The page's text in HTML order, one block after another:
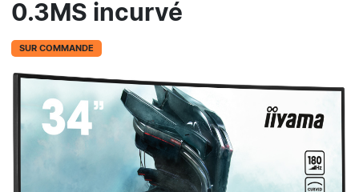
0.3MS incurvé
SUR COMMANDE